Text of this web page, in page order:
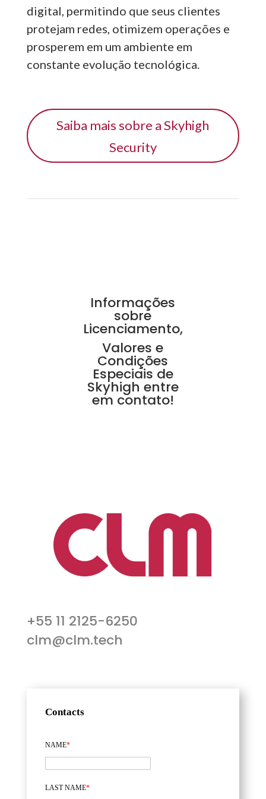
digital, permitindo que seus clientes
protejam redes, otimizem operações e
prosperem em um ambiente em
constante evolução tecnológica.
Saiba mais sobre a Skyhigh
Security
Informações
sobre
Licenciamento,
Valores e
Condições
Especiais de
Skyhigh entre
em contato!
+55 11 2125-6250
clm@clm.tech
Contacts
NAME*
LAST NAME*